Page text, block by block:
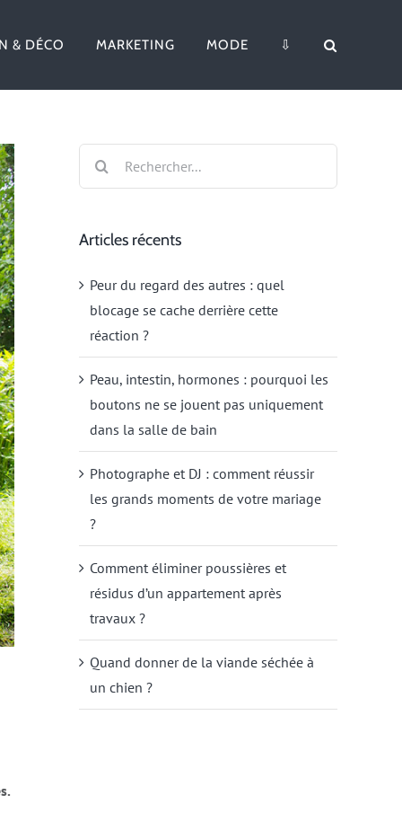
& DÉCO MARKETING MODE ⇩
Rechercher:
Articles récents
Peur du regard des autres : quel
blocage se cache derrière cette
réaction ?
Peau, intestin, hormones : pourquoi les
boutons ne se jouent pas uniquement
dans la salle de bain
Photographe et DJ : comment réussir
les grands moments de votre mariage
?
Comment éliminer poussières et
résidus d’un appartement après
travaux ?
Quand donner de la viande séchée à
un chien ?